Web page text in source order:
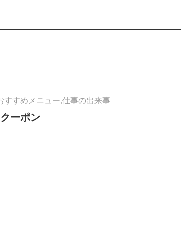
すすめメニュー,仕事の出来事
ーポン